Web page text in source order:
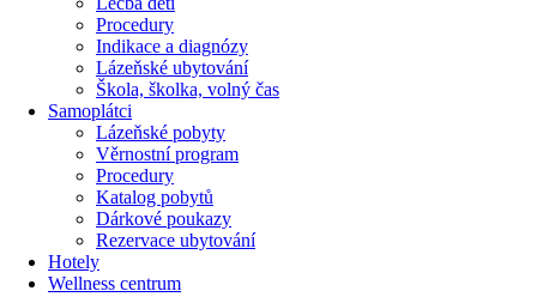
Procedury
Indikace a diagnózy
Lázeňské ubytování
Škola, školka, volný čas
Samoplátci
Lázeňské pobyty
Věrnostní program
Procedury
Katalog pobytů
Dárkové poukazy​
Rezervace ubytování
Hotely
Wellness centrum